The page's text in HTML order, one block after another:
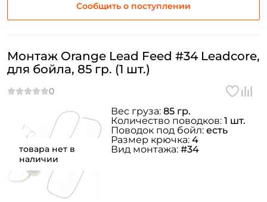
Сообщить о поступлении
товара нет в
наличии
Монтаж Orange Lead Feed #34 Leadcore,
для бойла, 85 гр. (1 шт.)
Вес груза: 85 гр.
Количество поводков: 1 шт.
Поводок под бойл: есть
Размер крючка: 4
Вид монтажа: #34